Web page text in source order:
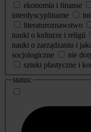
ekonomia i finanse
interdyscyplinarne
literaturoznawstwo
nauki o kulturze i religii
nauki o zarządzaniu i
socjologiczne
nie
sztuki plastyczne i
status: